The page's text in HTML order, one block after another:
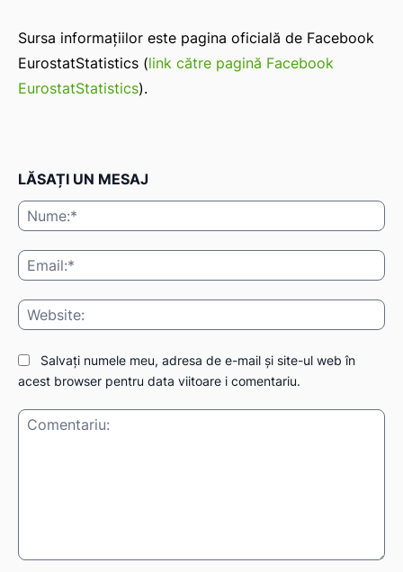
Sursa informațiilor este pagina oficială de Facebook
EurostatStatistics (link către pagină Facebook
EurostatStatistics).
LĂSAȚI UN MESAJ
Salvați numele meu, adresa de e-mail și site-ul web în
acest browser pentru data viitoare i comentariu.